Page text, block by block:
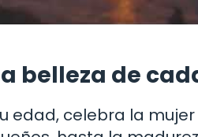
belleza de
edad, celebra la